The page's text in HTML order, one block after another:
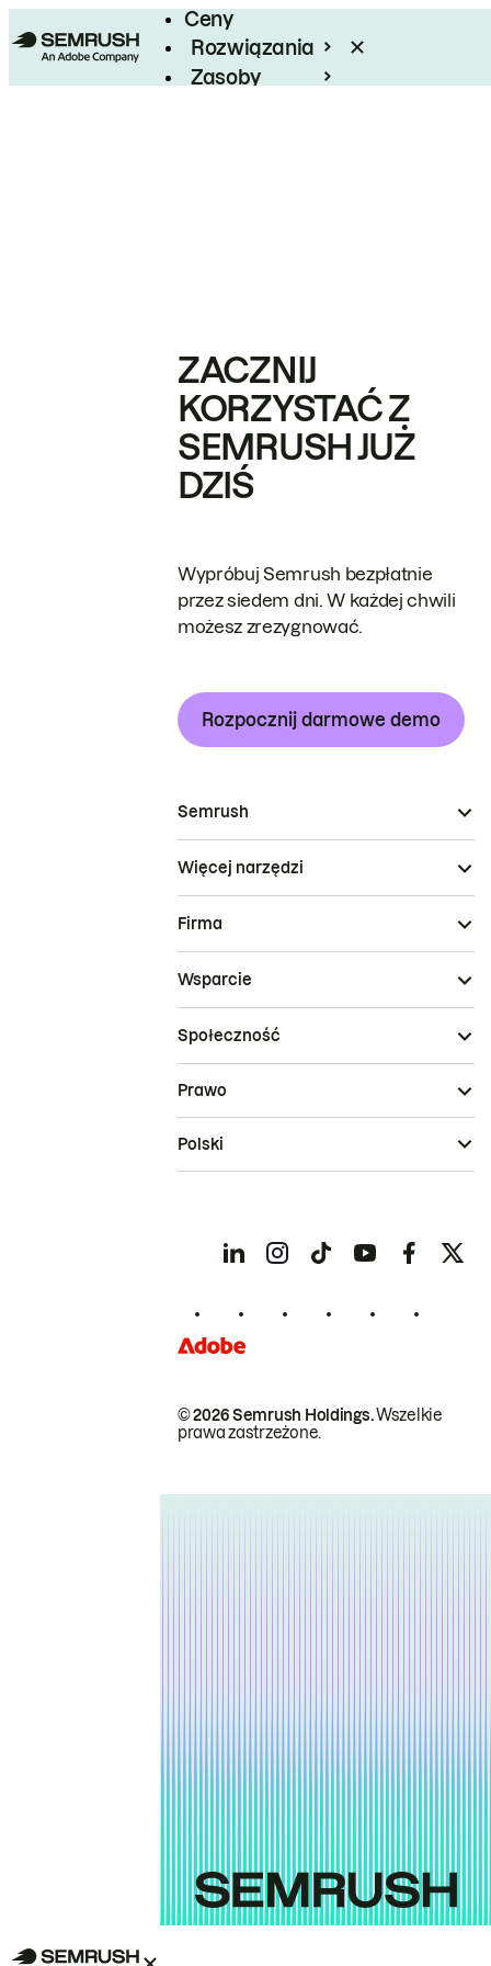
Ceny
Rozwiązania
Zasoby
ZACZNIJ
KORZYSTAĆ Z
SEMRUSH JUŻ
DZIŚ
Wypróbuj Semrush bezpłatnie
przez siedem dni. W każdej chwili
możesz zrezygnować.
Rozpocznij darmowe demo
Semrush
Więcej narzędzi
Firma
Wsparcie
Społeczność
© 2026 Semrush Holdings.Wszelkie
prawa zastrzeżone.
Prawo
Polski